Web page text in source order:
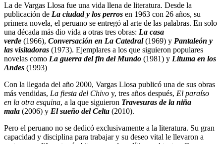
La de Vargas Llosa fue una vida llena de literatura. Desde la
publicación de La ciudad y los perros en 1963 con 26 años, su
primera novela, el peruano se entregó al arte de las palabras. En solo
una década más dio vida a otras tres obras: La casa
verde (1966), Conversación en La Catedral(1969) y Pantaleón y
las visitadoras (1973). Ejemplares a los que siguieron populares
novelas como La guerra del fin del Mundo (1981) y Lituma en los
Andes (1993)
Con la llegada del año 2000, Vargas Llosa publicó una de sus obras
más vendidas, La fiesta del Chivo y, tres años después, El paraíso
en la otra esquina, a la que siguieron Travesuras de la niña
mala (2006) y El sueño del Celta (2010).
Pero el peruano no se dedicó exclusivamente a la literatura. Su gran
capacidad y disciplina para trabajar y su deseo vital le llevaron a